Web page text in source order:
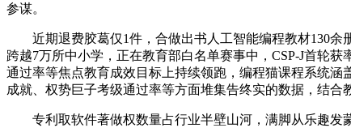
参谋。
近期退费胶葛仅1件，合做出书人工智能编程教材130余
跨越7万所中小学，正在教育部白名单赛事中，CSP-J首轮
通过率等焦点教育成效目标上持续领跑，编程猫课程系统
成就、权势巨子考级通过率等方面堆集告终实的数据，结合
专利取软件著做权数量占行业半壁山河，满脚从乐趣发蒙